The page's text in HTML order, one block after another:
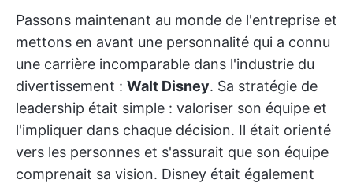
Passons maintenant au monde de l'entreprise et
mettons en avant une personnalité qui a connu
une carrière incomparable dans l'industrie du
divertissement : Walt Disney. Sa stratégie de
leadership était simple : valoriser son équipe et
l'impliquer dans chaque décision. Il était orienté
vers les personnes et s'assurait que son équipe
comprenait sa vision. Disney était également